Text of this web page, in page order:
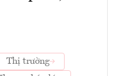
Thị trường